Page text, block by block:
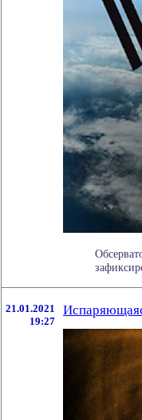
21.01.2021
19:27